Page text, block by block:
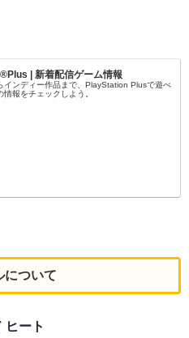
| 新着配信ゲーム情報
インディー作品まで、PlayStation Plusで遊べ
情報をチェックしよう。
について
ヒート